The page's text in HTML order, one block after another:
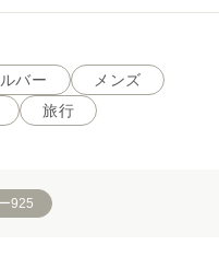
バー
メンズ
旅行
925